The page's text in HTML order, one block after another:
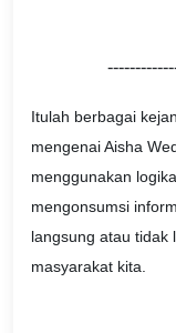
Itulah berbagai
mengenai Aisha
menggunakan
mengonsumsi
langsung atau tidak
masyarakat kita.